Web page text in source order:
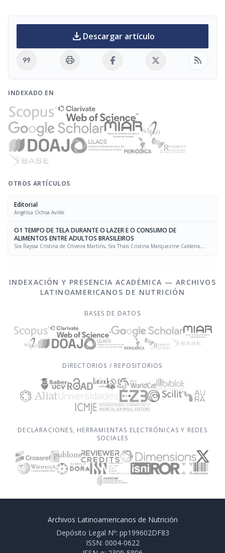
download Descargar artículo
format_quote print rss_feed
INDEXADO EN
OTROS ARTÍCULOS
Editorial
Angélica Ochoa Avilés
O1 TEMPO DE TELA DURANTE O LAZER E O CONSUMO DE
ALIMENTOS ENTRE ADULTOS BRASILEIROS
Sra Rayssa Cristina de Oliveira Martins, Sra Thaís Cristina Marquezine Caldeira,
INDEXACIÓN Y PRESENCIA ACADÉMICA — ARCHIVOS
LATINOAMERICANOS DE NUTRICIÓN
BASES DE DATOS
DIRECTORIOS / REPOSITORIOS
DECLARACIONES, HERRAMIENTAS ELECTRÓNICAS Y REDES
SOCIALES
Archivos Latinoamericanos de Nutrición
Depósito Legal Nº: pp199602DF83
ISSN: 0004-0622